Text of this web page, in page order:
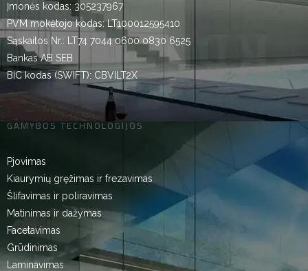
Įmonės kodas: 305237967
PVM mokėtojo kodas: LT100012595410
Sąskaitos Nr.: LT74 7044 0600 0830 6525
Bankas AB SEB
BIC kodas (SWIFT): CBVILT2X
GAMYBOS TECHNOLOGIJOS
Pjovimas
Kiaurymių gręžimas ir frezavimas
Šlifavimas ir poliravimas
Matinimas ir dažymas
Facetavimas
Grūdinimas
Laminavimas